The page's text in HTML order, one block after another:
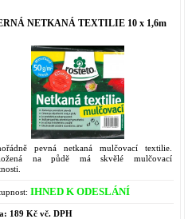
NETKANÁ TEXTILIE 10 x 1,6m
pevná netkaná mulčovací textilie.
na půdě má skvělé mulčovací
IHNED K ODESLÁNÍ
189 Kč vč. DPH